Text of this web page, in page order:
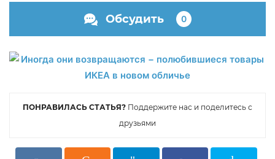
Обсудить 0
ПОНРАВИЛАСЬ СТАТЬЯ? Поддержите нас и поделитесь с
друзьями